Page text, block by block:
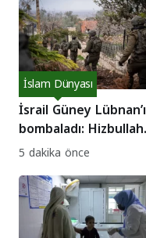
İsrail Güney Lübnan’ı
bombaladı: Hizbullah
ateşkesi ihlal etmekle
İslam Dünyası
5 dakika önce